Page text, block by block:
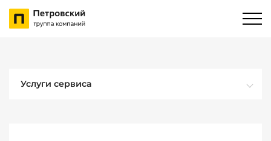
Услуги сервиса